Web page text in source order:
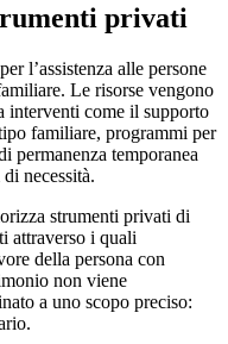
privati
l’assistenza alle persone
Le risorse vengono
interventi come il supporto
familiare, programmi per
permanenza temporanea
necessità.
strumenti privati di
attraverso i quali
della persona con
non viene
a uno scopo preciso: